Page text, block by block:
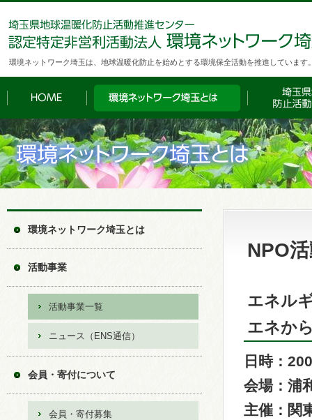
環境ネットワーク埼玉は、地球温暖化防止を始めとする環境保全活動を推進しています
NPO
エネル
エネか
日時：
会場：浦
主催：関
環境ネットワーク埼玉とは
活動事業
活動事業一覧
ニュース（ENS通信）
会員・寄付について
会員・寄付募集